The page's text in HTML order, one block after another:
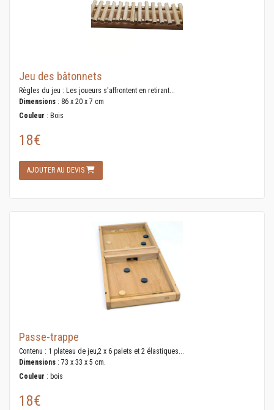
Jeu des bâtonnets
Règles du jeu : Les joueurs s'affrontent en retirant...
Dimensions : 86 x 20 x 7 cm
Couleur : Bois
18€
AJOUTER AU DEVIS
Passe-trappe
Contenu : 1 plateau de jeu,2 x 6 palets et 2 élastiques...
Dimensions : 73 x 33 x 5 cm.
Couleur : bois
18€